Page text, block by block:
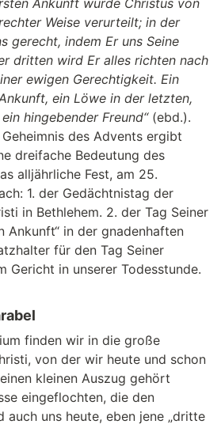
Ankunft wurde Christus von
Weise verurteilt; in der
gerecht, indem Er uns Seine
dritten wird Er alles richten nach
ewigen Gerechtigkeit. Ein
ein Löwe in der letzten,
hingebender Freund“(ebd.).
des Advents ergibt
dreifache Bedeutung des
alljährliche Fest, am 25.
1. der Gedächtnistag der
in Bethlehem. 2. der Tag Seiner
Ankunft“ in der gnadenhaften
für den Tag Seiner
Gericht in unserer Todesstunde.
finden wir in die große
von der wir heute und schon
kleinen Auszug gehört
eingeflochten, die den
auch uns heute, eben jene „dritte